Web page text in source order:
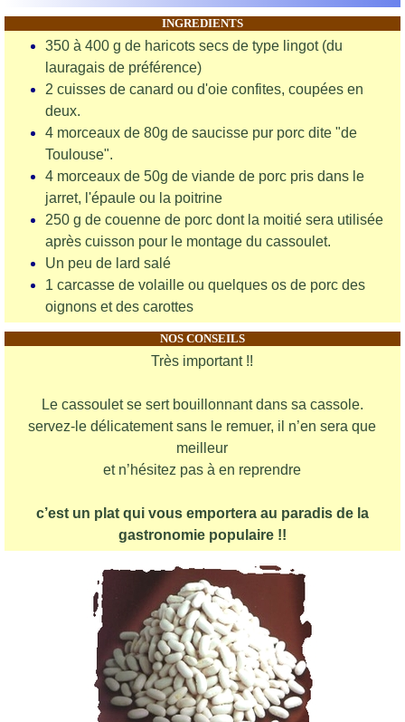
INGREDIENTS
350 à 400 g de haricots secs de type lingot (du
lauragais de préférence)
2 cuisses de canard ou d'oie confites, coupées en
deux.
4 morceaux de 80g de saucisse pur porc dite "de
Toulouse".
4 morceaux de 50g de viande de porc pris dans le
jarret, l'épaule ou la poitrine
250 g de couenne de porc dont la moitié sera utilisée
après cuisson pour le montage du cassoulet.
Un peu de lard salé
1 carcasse de volaille ou quelques os de porc des
oignons et des carottes
NOS CONSEILS
Très important !!
Le cassoulet se sert bouillonnant dans sa cassole.
servez-le délicatement sans le remuer, il n’en sera que
meilleur
et n’hésitez pas à en reprendre
c’est un plat qui vous emportera au paradis de la
gastronomie populaire !!